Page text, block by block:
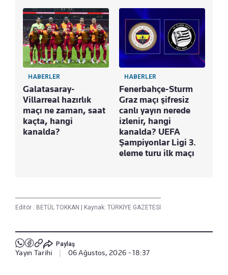
HABERLER
Galatasaray-
Villarreal hazırlık
maçı ne zaman, saat
kaçta, hangi
kanalda?
HABERLER
Fenerbahçe-Sturm
Graz maçı şifresiz
canlı yayın nerede
izlenir, hangi
kanalda? UEFA
Şampiyonlar Ligi 3.
eleme turu ilk maçı
Editör : BETÜL TOKKAN Kaynak: TÜRKİYE GAZETESİ
Paylaş
Yayın Tarihi 06 Ağustos, 2026 - 18:37